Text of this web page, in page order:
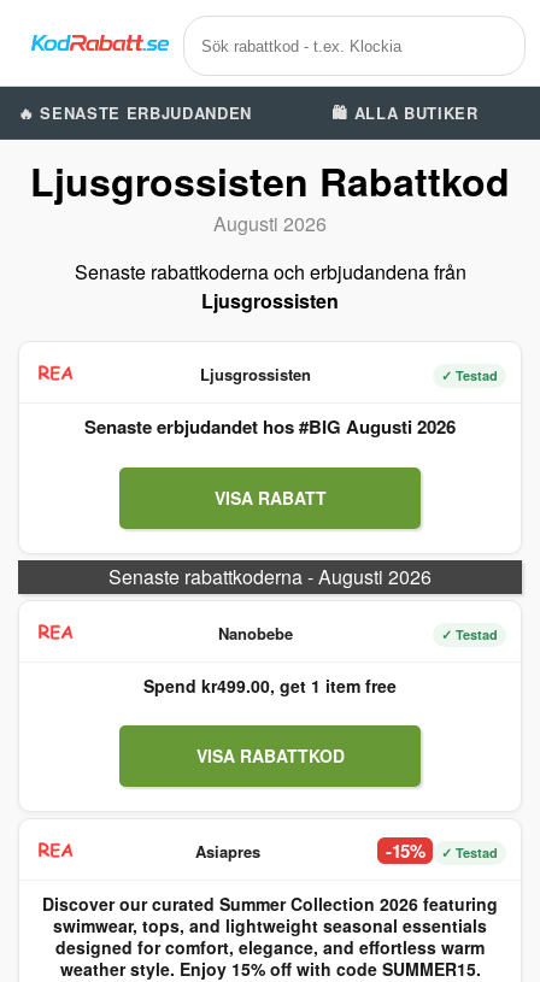
🔥 SENASTE ERBJUDANDEN 🛍️ ALLA BUTIKER
Ljusgrossisten Rabattkod
Augusti 2026
Senaste rabattkoderna och erbjudandena från
Ljusgrossisten
Ljusgrossisten ✓ Testad
Senaste erbjudandet hos #BIG Augusti 2026
VISA RABATT
Senaste rabattkoderna - Augusti 2026
Nanobebe ✓ Testad
Spend kr499.00, get 1 item free
VISA RABATTKOD
Asiapres -15% ✓ Testad
Discover our curated Summer Collection 2026 featuring
swimwear, tops, and lightweight seasonal essentials
designed for comfort, elegance, and effortless warm
weather style. Enjoy 15% off with code SUMMER15.